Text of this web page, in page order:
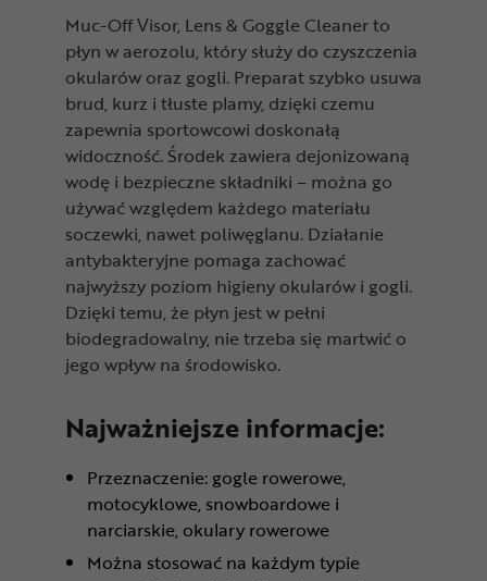
Muc-Off Visor, Lens & Goggle Cleaner to
płyn w aerozolu, który służy do czyszczenia
okularów oraz gogli. Preparat szybko usuwa
brud, kurz i tłuste plamy, dzięki czemu
zapewnia sportowcowi doskonałą
widoczność. Środek zawiera dejonizowaną
wodę i bezpieczne składniki – można go
używać względem każdego materiału
soczewki, nawet poliwęglanu. Działanie
antybakteryjne pomaga zachować
najwyższy poziom higieny okularów i gogli.
Dzięki temu, że płyn jest w pełni
biodegradowalny, nie trzeba się martwić o
jego wpływ na środowisko.
Najważniejsze informacje:
Przeznaczenie: gogle rowerowe,
motocyklowe, snowboardowe i
narciarskie, okulary rowerowe
Można stosować na każdym typie